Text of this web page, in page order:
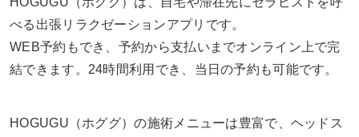
べる出張リラクゼーションアプリです。
WEB予約もでき、予約から支払いまでオンライン上で完
結できます。24時間利用でき、当日の予約も可能です。
HOGUGU（ホググ）の施術メニューは豊富で、ヘッドス